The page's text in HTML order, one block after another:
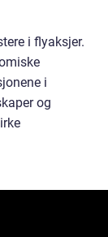
i flyaksjer.
i
og